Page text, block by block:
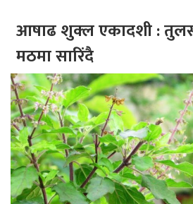
आषाढ शुक्ल एकादशी :
मठमा सारिंदै